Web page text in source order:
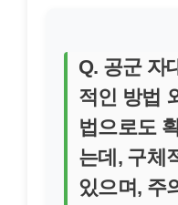
Q. 공군 자
적인 방법
법으로도
는데, 구체
있으며, 주